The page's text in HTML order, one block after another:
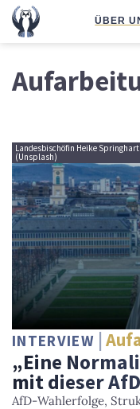
ÜBER
Landesbischöfin Heike
(Unsplash)
INTERVIEW
„Eine
mit dieser
AfD-Wahlerfolge,